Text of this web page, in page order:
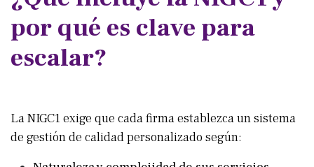
por qué es clave para
escalar?
La NIGC1 exige que cada firma establezca un sistema
de gestión de calidad personalizado según: